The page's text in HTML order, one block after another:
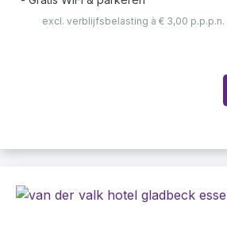
excl. verblijfsbelasting à € 3,00